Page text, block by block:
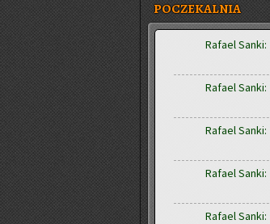
POCZEKALNIA
Rafael Sanki:
Rafael Sanki:
Rafael Sanki:
Rafael Sanki:
Rafael Sanki: